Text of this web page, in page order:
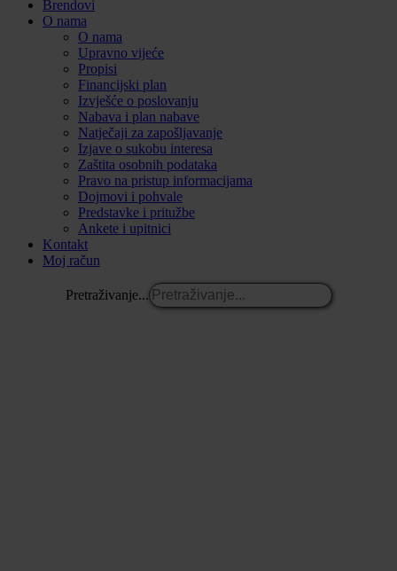
Brendovi
O nama
O nama
Upravno vijeće
Propisi
Financijski plan
Izvješće o poslovanju
Nabava i plan nabave
Natječaji za zapošljavanje
Izjave o sukobu interesa
Zaštita osobnih podataka
Pravo na pristup informacijama
Dojmovi i pohvale
Predstavke i pritužbe
Ankete i upitnici
Kontakt
Moj račun
Pretraživanje...